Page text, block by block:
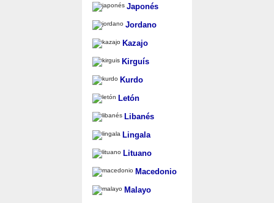
Japonés
Jordano
Kazajo
Kirguís
Kurdo
Letón
Libanés
Lingala
Lituano
Macedonio
Malayo